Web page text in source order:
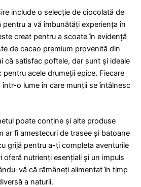
include o selecție de ciocolată de
a vă îmbunătăți experiența în
creat pentru a scoate în evidență
de cacao premium provenită din
că satisfac poftele, dar sunt și ideale
acele drumeții epice. Fiecare
o lume în care munții se întâlnesc
poate conține și alte produse
ar fi amestecuri de trasee și batoane
grijă pentru a-ți completa aventurile
oferă nutrienți esențiali și un impuls
vă că rămâneți alimentat în timp
a naturii.